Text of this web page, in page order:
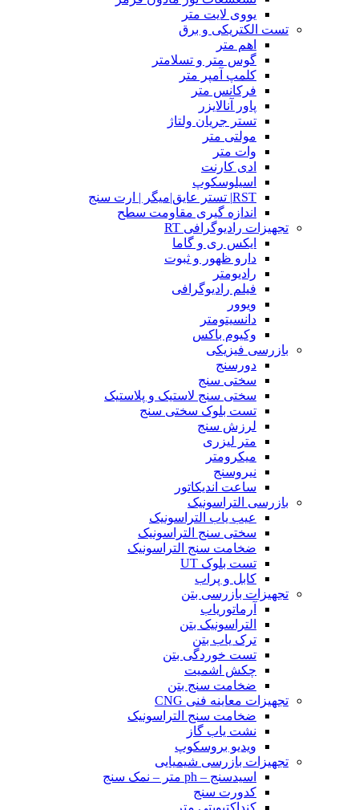
یووی لایت متر
تست الکتریکی و برق
اهم متر
گوس متر و تسلامتر
کلمپ آمپر متر
فرکانس متر
پاور آنالایزر
تستر جریان ولتاژ
مولتی متر
وات متر
ادی کارنت
اسیلوسکوپ
RST| تستر عایق|میگر | ارت سنج
اندازه گیری مقاومت سطح
تجهیزات رادیوگرافی RT
ایکس ری و گاما
دارو ظهور و ثبوت
رادیومتر
فیلم رادیوگرافی
ویوور
دانسیتومتر
وکیوم باکس
بازرسی فیزیکی
دورسنج
سختی سنج
سختی سنج لاستیک و پلاستیک
تست بلوک سختی سنج
لرزش سنج
متر لیزری
میکرومتر
نیروسنج
ساعت اندیکاتور
بازرسی التراسونیک
عیب یاب التراسونیک
سختی سنج التراسونیک
ضخامت سنج التراسونیک
تست بلوک UT
کابل و پراب
تجهیزات بازرسی بتن
آرماتوریاب
التراسونیک بتن
ترک یاب بتن
تست خوردگی بتن
چکش اشمیت
ضخامت سنج بتن
تجهیزات معاینه فنی CNG
ضخامت سنج التراسونیک
نشت یاب گاز
ویدیو بروسکوپ
تجهیزات بازرسی شیمیایی
اسیدسنج – ph متر – نمک سنج
کدورت سنج